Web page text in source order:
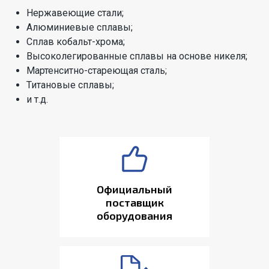
Нержавеющие стали;
Алюминиевые сплавы;
Сплав кобальт-хрома;
Высоколегированные сплавы на основе никеля;
Мартенситно-стареющая сталь;
Титановые сплавы;
и т.д.
Официальный
поставщик
оборудования